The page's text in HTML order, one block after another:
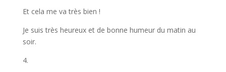
Et cela me va très bien !
Je suis très heureux et de bonne humeur du matin au
soir.
4.